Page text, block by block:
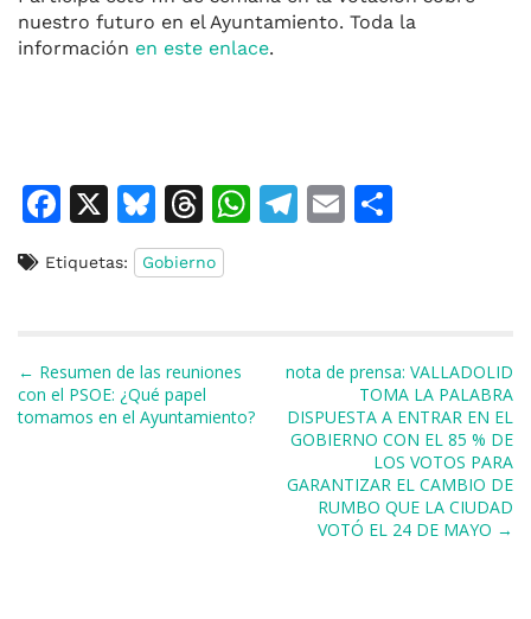
nuestro futuro en el Ayuntamiento. Toda la
información en este enlace.
F
c
o
o
X
Bl
u
e
y
T
h
re
s
W
p
T
a
m
E
ar
ti
r
Etiquetas: Gobierno
Navegación de entradas
← Resumen de las reuniones
con el PSOE: ¿Qué papel
tomamos en el Ayuntamiento?
nota de prensa: VALLADOLID
TOMA LA PALABRA
DISPUESTA A ENTRAR EN EL
GOBIERNO CON EL 85 % DE
LOS VOTOS PARA
GARANTIZAR EL CAMBIO DE
RUMBO QUE LA CIUDAD
VOTÓ EL 24 DE MAYO →